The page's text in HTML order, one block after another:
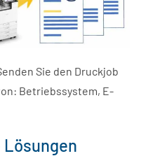
Sie den Druckjob
Betriebssystem, E-